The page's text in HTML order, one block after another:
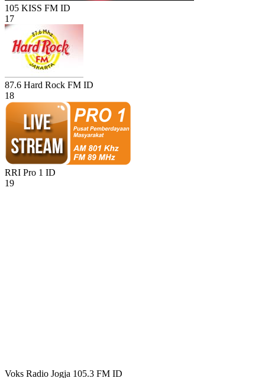
105 KISS FM ID
17
87.6 Hard Rock FM ID
18
RRI Pro 1 ID
19
Voks Radio Jogja 105.3 FM ID